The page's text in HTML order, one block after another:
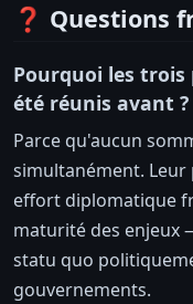
❓ Questions
Pourquoi les
été réunis avant ?
Parce qu'aucun
simultanément.
effort diplomatique
maturité des enjeux
statu quo
gouvernements.